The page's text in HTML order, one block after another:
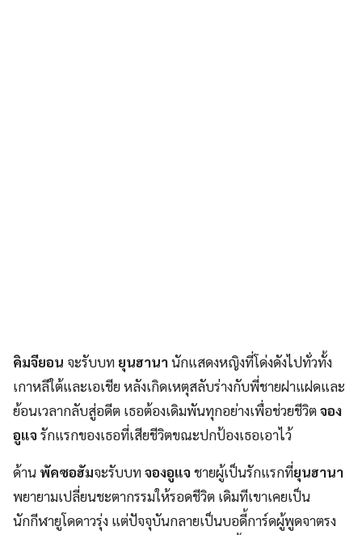
คิมจียอน จะรับบท ยุนฮานานักแสดงหญิงที่โด่งดังไปทั่วทั้ง
เกาหลีใต้และเอเชีย หลังเกิดเหตุสลับร่างกับพี่ชายฝาแฝดและ
ย้อนเวลากลับสู่อดีต เธอต้องเดิมพันทุกอย่างเพื่อช่วยชีวิตจอง
อูแจรักแรกของเธอที่เสียชีวิตขณะปกป้องเธอเอาไว้
ด้าน พัคซอฮัมจะรับบทจองอูแจชายผู้เป็นรักแรกที่ยุนฮานา
พยายามเปลี่ยนชะตากรรมให้รอดชีวิต เดิมทีเขาเคยเป็น
นักกีฬายูโดดาวรุ่ง แต่ปัจจุบันกลายเป็นบอดี้การ์ดผู้พูดจาตรง